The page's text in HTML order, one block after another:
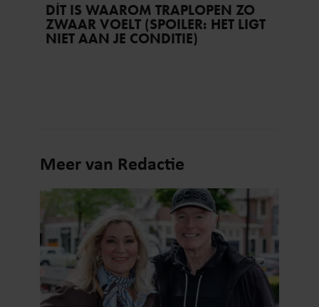
DÍT IS WAAROM TRAPLOPEN ZO
ZWAAR VOELT (SPOILER: HET LIGT
NIET AAN JE CONDITIE)
Meer van Redactie